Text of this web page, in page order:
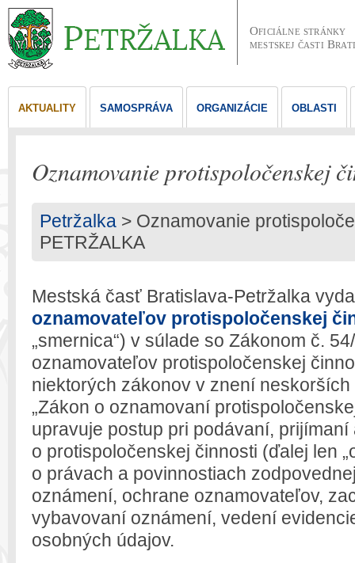
Oficiálne stránky
mestskej časti
AKTUALITY SAMOSPRÁVA ORGANIZÁCIE OBLASTI
Oznamovanie protispoločenskej
Petržalka > Oznamovanie
PETRŽALKA
Mestská časť Bratislava-Petržalka
oznamovateľov protispoločenskej
„smernica“) v súlade so Zákonom č.
oznamovateľov protispoločenskej
niektorých zákonov v znení
„Zákon o oznamovaní
upravuje postup pri podávaní,
o protispoločenskej činnosti (ďalej len
o právach a povinnostiach
oznámení, ochrane oznamovateľov,
vybavovaní oznámení, vedení
osobných údajov.